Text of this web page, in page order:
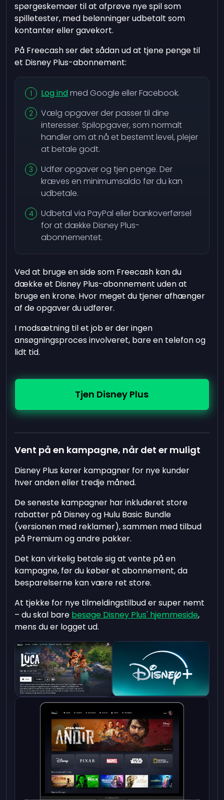
spørgeskemaer til at afprøve nye spil som
spilletester, med belønninger udbetalt som
kontanter eller gavekort.
På Freecash ser det sådan ud at tjene penge til
et Disney Plus-abonnement:
Log indmed Google eller Facebook.
Vælg opgaver der passer til dine
interesser. Spilopgaver, som normalt
handler om at nå et bestemt level, plejer
at betale godt.
Udfør opgaver og tjen penge. Der
kræves en minimumsaldo før du kan
udbetale.
Udbetal via PayPal eller bankoverførsel
for at dække Disney Plus-
abonnementet.
Ved at bruge en side som Freecash kan du
dække et Disney Plus-abonnement uden at
bruge en krone. Hvor meget du tjener afhænger
af de opgaver du udfører.
I modsætning til et job er der ingen
ansøgningsproces involveret, bare en telefon og
lidt tid.
Tjen Disney Plus
Vent på en kampagne, når det er muligt
Disney Plus kører kampagner for nye kunder
hver anden eller tredje måned.
De seneste kampagner har inkluderet store
rabatter på Disney og Hulu Basic Bundle
(versionen med reklamer), sammen med tilbud
på Premium og andre pakker.
Det kan virkelig betale sig at vente på en
kampagne, før du køber et abonnement, da
besparelserne kan være ret store.
At tjekke for nye tilmeldingstilbud er super nemt
– du skal bare besøge Disney Plus' hjemmeside,
mens du er logget ud.